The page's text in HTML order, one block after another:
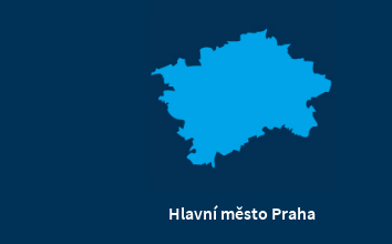
Hlavní město Praha